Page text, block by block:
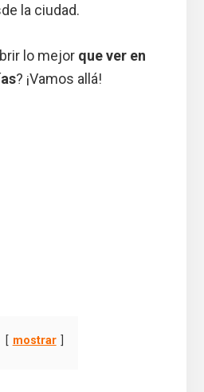
la ciudad.
lo mejor que ver en
? ¡Vamos allá!
mostrar